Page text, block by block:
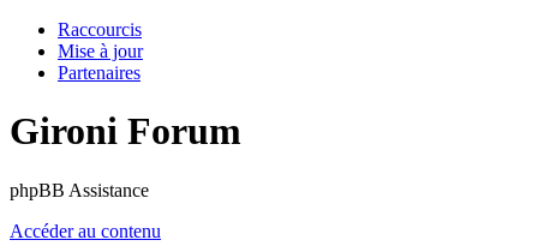
Raccourcis
Mise à jour
Partenaires
Gironi Forum
phpBB Assistance
Accéder au contenu